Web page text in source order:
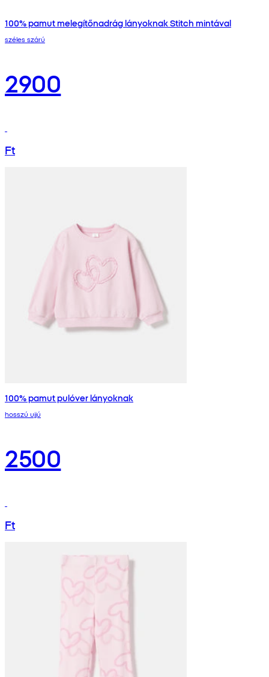
100% pamut melegítőnadrág lányoknak Stitch mintával
széles szárú
2900
Ft
100% pamut pulóver lányoknak
hosszú ujjú
2500
Ft